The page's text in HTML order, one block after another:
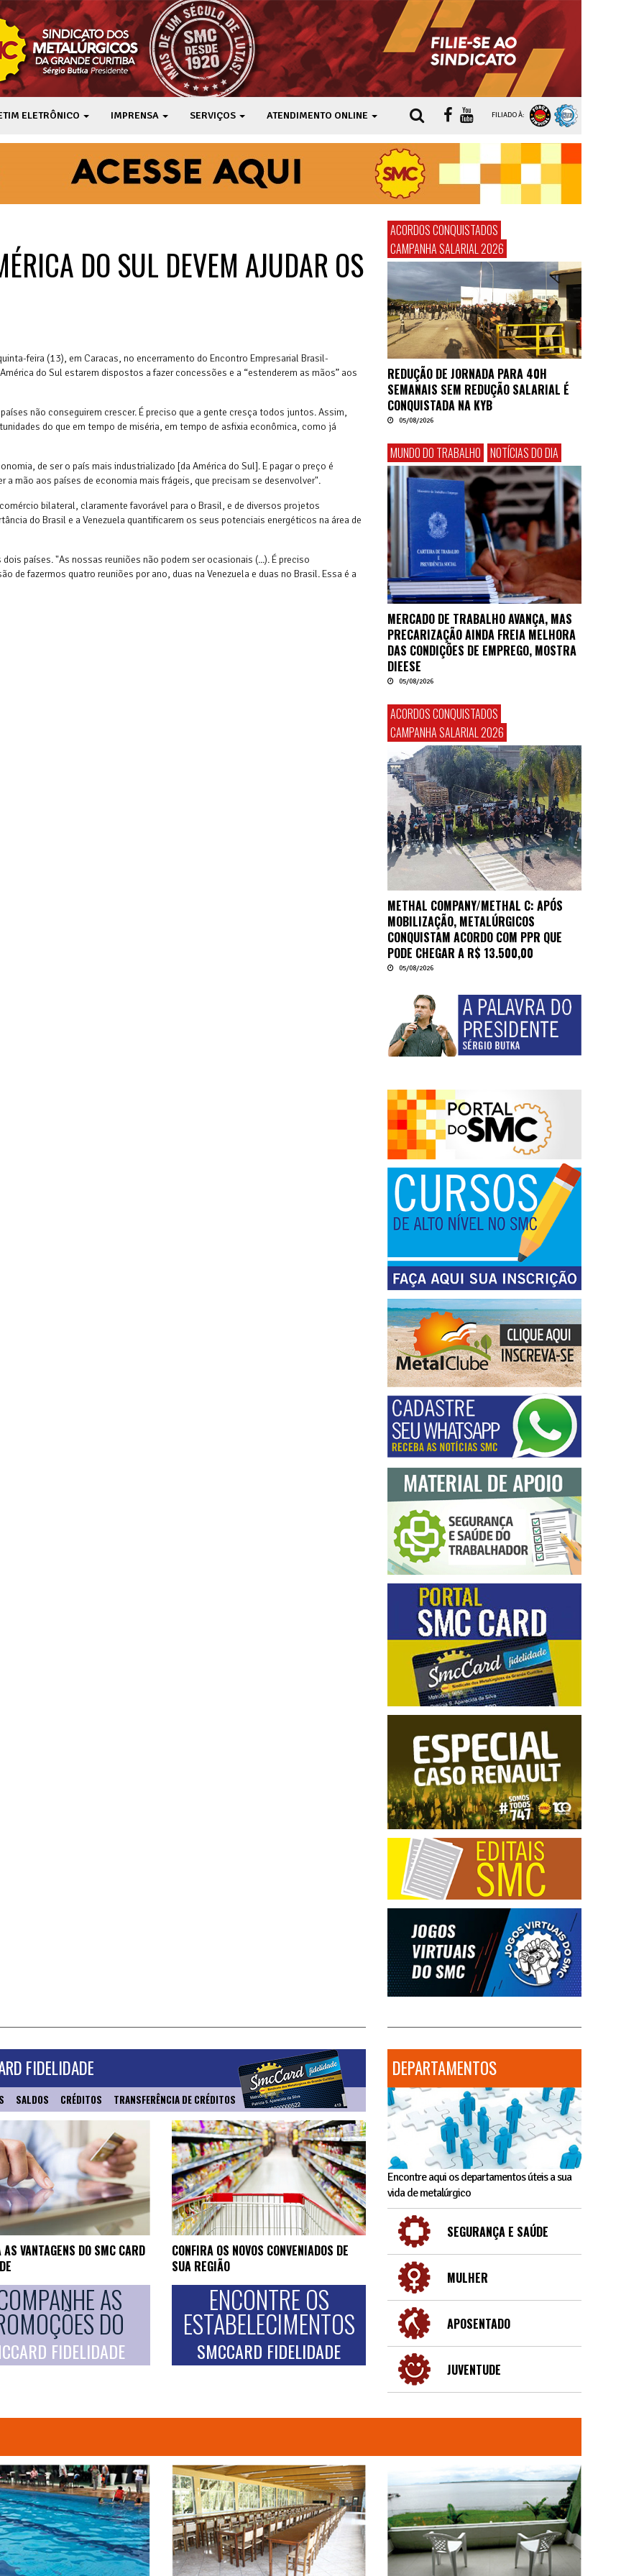
ELETRÔNICO IMPRENSA SERVIÇOS ATENDIMENTO ONLINE FILIADO À:
DO SUL DEVEM AJUDAR OS
feira (13), em Caracas, no encerramento do Encontro Empresarial Brasil-
do Sul estarem dispostos a fazer concessões e a “estenderem as mãos” aos
não conseguirem crescer. É preciso que a gente cresça todos juntos. Assim,
do que em tempo de miséria, em tempo de asfixia econômica, como já
de ser o país mais industrializado [da América do Sul]. E pagar o preço é
mão aos países de economia mais frágeis, que precisam se desenvolver".
bilateral, claramente favorável para o Brasil, e de diversos projetos
do Brasil e a Venezuela quantificarem os seus potenciais energéticos na área de
países. "As nossas reuniões não podem ser ocasionais (...). É preciso
de fazermos quatro reuniões por ano, duas na Venezuela e duas no Brasil. Essa é a
ACORDOS CONQUISTADOS
CAMPANHA SALARIAL 2026
REDUÇÃO DE JORNADA PARA 40H
SEMANAIS SEM REDUÇÃO SALARIAL É
CONQUISTADA NA KYB
05/08/2026
MUNDO DO TRABALHO NOTÍCIAS DO DIA
MERCADO DE TRABALHO AVANÇA, MAS
PRECARIZAÇÃO AINDA FREIA MELHORA
DAS CONDIÇÕES DE EMPREGO, MOSTRA
DIEESE
05/08/2026
ACORDOS CONQUISTADOS
CAMPANHA SALARIAL 2026
METHAL COMPANY/METHAL C: APÓS
MOBILIZAÇÃO, METALÚRGICOS
CONQUISTAM ACORDO COM PPR QUE
PODE CHEGAR A R$ 13.500,00
05/08/2026
FIDELIDADE
SALDOS CRÉDITOS TRANSFERÊNCIA DE CRÉDITOS
AS VANTAGENS DO SMC CARD
AS
DO
FIDELIDADE
CONFIRA OS NOVOS CONVENIADOS DE
SUA REGIÃO
ENCONTRE OS
ESTABELECIMENTOS
SMCCARD FIDELIDADE
DEPARTAMENTOS
Encontre aqui os departamentos úteis a sua
vida de metalúrgico
SEGURANÇA E SAÚDE
MULHER
APOSENTADO
JUVENTUDE